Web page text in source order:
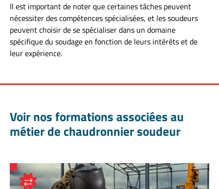
Il est important de noter que certaines tâches peuvent
nécessiter des compétences spécialisées, et les soudeurs
peuvent choisir de se spécialiser dans un domaine
spécifique du soudage en fonction de leurs intérêts et de
leur expérience.
Voir nos formations associées au
métier de chaudronnier soudeur